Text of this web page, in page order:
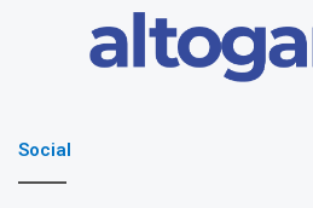
Social